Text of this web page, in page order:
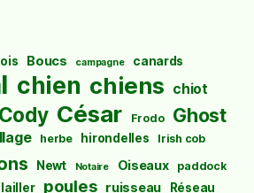
Boucs campagne canards
chien chiens chiot
Cody César Frodo Ghost
herbe hirondelles Irish cob
Newt Notaire Oiseaux paddock
poules ruisseau Réseau